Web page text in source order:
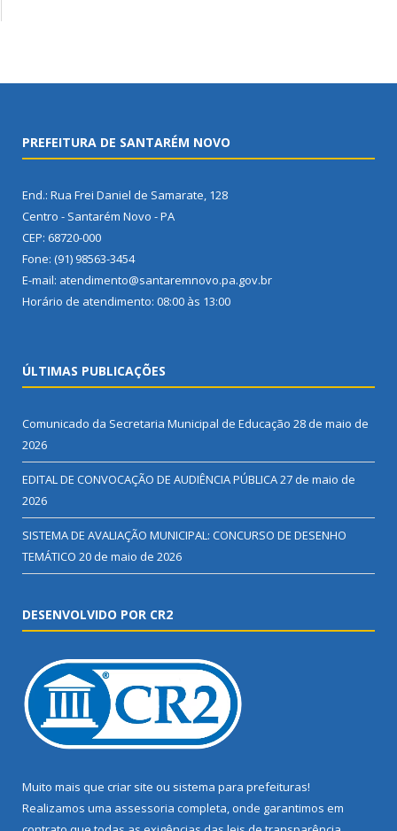
PREFEITURA DE SANTARÉM NOVO
End.: Rua Frei Daniel de Samarate, 128
Centro - Santarém Novo - PA
CEP: 68720-000
Fone: (91) 98563-3454
E-mail: atendimento@santaremnovo.pa.gov.br
Horário de atendimento: 08:00 às 13:00
ÚLTIMAS PUBLICAÇÕES
Comunicado da Secretaria Municipal de Educação 28 de maio de
2026
EDITAL DE CONVOCAÇÃO DE AUDIÊNCIA PÚBLICA27 de maio de
2026
SISTEMA DE AVALIAÇÃO MUNICIPAL: CONCURSO DE DESENHO
TEMÁTICO 20 de maio de 2026
DESENVOLVIDO POR CR2
Muito mais que criar site ou sistema para prefeituras!
Realizamos uma assessoria completa, onde garantimos em